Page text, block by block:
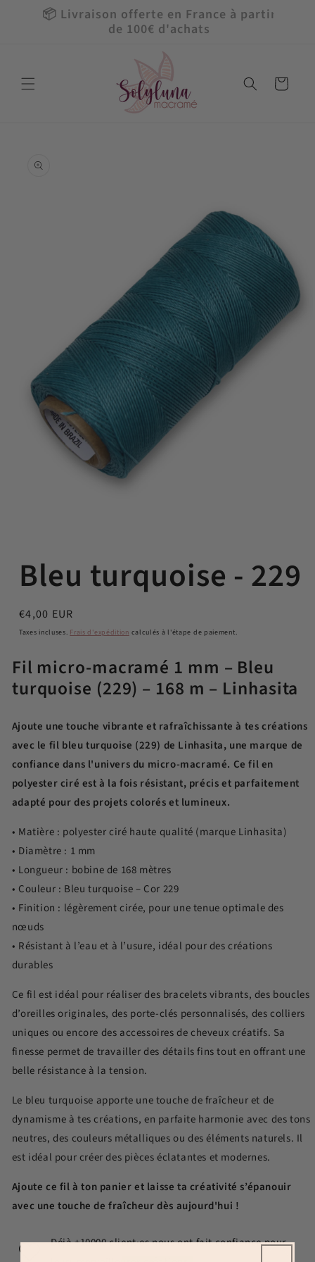
passer📦 Livraison offerte en France à partir
de 100€ d'achats
Panier
informations
produits
média
dans
modale
Bleu turquoise - 229
Prix
habituel
€4,00 EUR
Taxes incluses. Frais d'expédition calculés à l'étape de paiement.
Fil micro-macramé 1 mm – Bleu
turquoise (229) – 168 m – Linhasita
Ajoute une touche vibrante et rafraîchissante à tes créations
avec le fil bleu turquoise (229) de Linhasita, une marque de
confiance dans l'univers du micro-macramé. Ce fil en
polyester ciré est à la fois résistant, précis et parfaitement
adapté pour des projets colorés et lumineux.
• Matière : polyester ciré haute qualité (marque Linhasita)
• Diamètre : 1 mm
• Longueur : bobine de 168 mètres
• Couleur : Bleu turquoise – Cor 229
• Finition : légèrement cirée, pour une tenue optimale des
nœuds
• Résistant à l’eau et à l’usure, idéal pour des créations
durables
Ce fil est idéal pour réaliser des bracelets vibrants, des boucles
d’oreilles originales, des porte-clés personnalisés, des colliers
uniques ou encore des accessoires de cheveux créatifs. Sa
finesse permet de travailler des détails fins tout en offrant une
belle résistance à la tension.
Le bleu turquoise apporte une touche de fraîcheur et de
dynamisme à tes créations, en parfaite harmonie avec des tons
neutres, des couleurs métalliques ou des éléments naturels. Il
est idéal pour créer des pièces éclatantes et modernes.
Ajoute ce fil à ton panier et laisse ta créativité s’épanouir
avec une touche de fraîcheur dès aujourd'hui !
Déjà +10000 client·es nous ont fait confiance pour